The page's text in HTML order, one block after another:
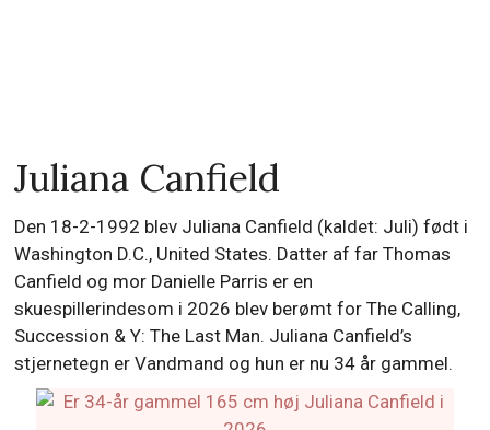
Juliana Canfield
Den 18-2-1992 blev Juliana Canfield (kaldet: Juli) født i
Washington D.C., United States. Datter af far Thomas
Canfield og mor Danielle Parris er en
skuespillerindesom i 2026 blev berømt for The Calling,
Succession & Y: The Last Man. Juliana Canfield’s
stjernetegn er Vandmand og hun er nu 34 år gammel.